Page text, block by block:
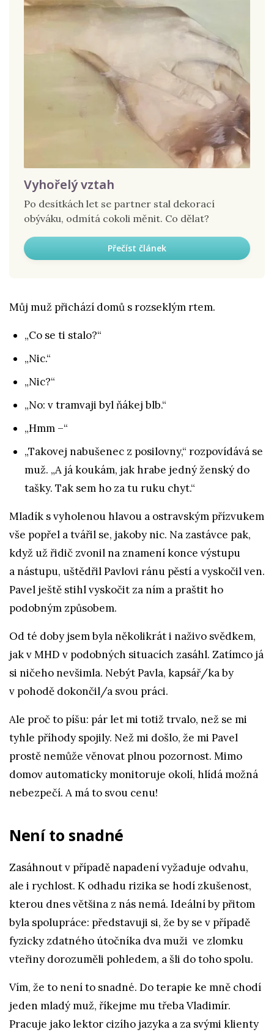
Vyhořelý vztah
Po desítkách let se partner stal dekorací
obýváku, odmítá cokoli měnit. Co dělat?
Přečíst článek
Můj muž přichází domů s rozseklým rtem.
„Co se ti stalo?“
„Nic.“
„Nic?“
„No: v tramvaji byl ňákej blb.“
„Hmm –“
„Takovej nabušenec z posilovny,“ rozpovídává se
muž. „A já koukám, jak hrabe jedný ženský do
tašky. Tak sem ho za tu ruku chyt.“
Mladík s vyholenou hlavou a ostravským přízvukem
vše popřel a tvářil se, jakoby nic. Na zastávce pak,
když už řidič zvonil na znamení konce výstupu
a nástupu, uštědřil Pavlovi ránu pěstí a vyskočil ven.
Pavel ještě stihl vyskočit za ním a praštit ho
podobným způsobem.
Od té doby jsem byla několikrát i naživo svědkem,
jak v MHD v podobných situacích zasáhl. Zatímco já
si ničeho nevšimla. Nebýt Pavla, kapsář/ka by
v pohodě dokončil/a svou práci.
Ale proč to píšu: pár let mi totiž trvalo, než se mi
tyhle příhody spojily. Než mi došlo, že mi Pavel
prostě nemůže věnovat plnou pozornost. Mimo
domov automaticky monitoruje okolí, hlídá možná
nebezpečí. A má to svou cenu!
Není to snadné
Zasáhnout v případě napadení vyžaduje odvahu,
ale i rychlost. K odhadu rizika se hodí zkušenost,
kterou dnes většina z nás nemá. Ideální by přitom
byla spolupráce: představuji si, že by se v případě
fyzicky zdatného útočníka dva muži ve zlomku
vteřiny dorozuměli pohledem, a šli do toho spolu.
Vím, že to není to snadné. Do terapie ke mně chodí
jeden mladý muž, říkejme mu třeba Vladimír.
Pracuje jako lektor cizího jazyka a za svými klienty